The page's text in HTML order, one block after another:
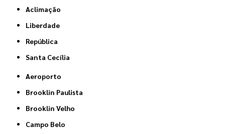
Aclimação
Liberdade
República
Santa Cecília
Aeroporto
Brooklin Paulista
Brooklin Velho
Campo Belo